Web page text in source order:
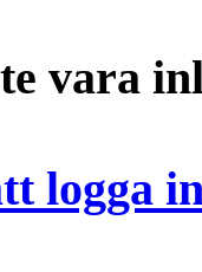
vara
logga